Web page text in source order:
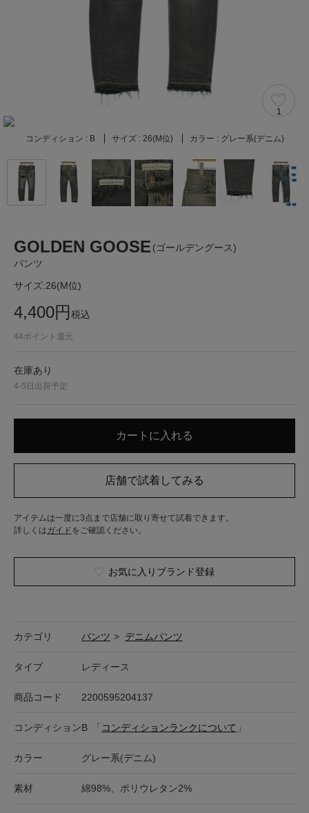
1
コンディション : B サイズ : 26(M位) カラー : グレー系(デニム)
GOLDEN GOOSE (ゴールデングース)
パンツ
サイズ:26(M位)
4,400円税込
44ポイント還元
在庫あり
4-5日出荷予定
アイテムは一度に3点まで店舗に取り寄せて試着できます。
詳しくはガイド をご確認ください。
お気に入りブランド登録
カテゴリ パンツ > デニムパンツ
タイプ レディース
商品コード 2200595204137
コンディションB 「 コンディションランクについて 」
カラー グレー系(デニム)
素材 綿98%、ポリウレタン2%